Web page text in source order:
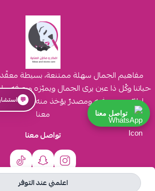
اعلمني عند التوفر
مفاهيم الجمال سهلة ممتنعة، بسيطة
حياتنا وكُل ذا عين يرى الجمال ويميّزه ويعرفه،
إطارٌ يجتمع فيه ومصدرٌ يؤخذ منه، وإن كُنت
معنا
تواصل معنا
تواصل معنا
💬